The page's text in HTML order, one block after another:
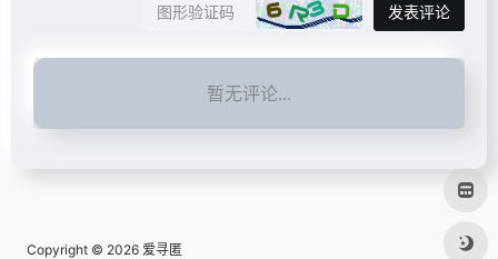
发表评论
暂无评论...
Copyright © 2026 爱寻匿